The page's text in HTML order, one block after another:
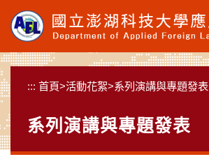
要
內
容
塊
::: 首頁>活動花絮>系列演講與專題發表
系列演講與專題發表